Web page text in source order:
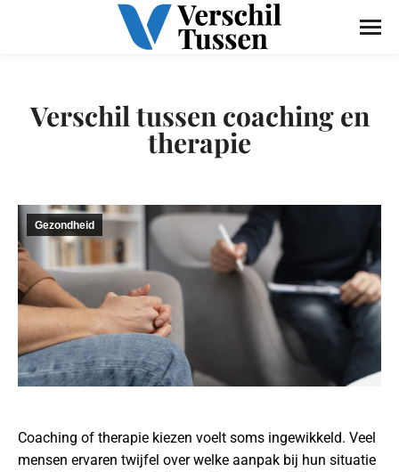
Verschil tussen coaching en
therapie
Gezondheid
Coaching of therapie kiezen voelt soms ingewikkeld. Veel
mensen ervaren twijfel over welke aanpak bij hun situatie